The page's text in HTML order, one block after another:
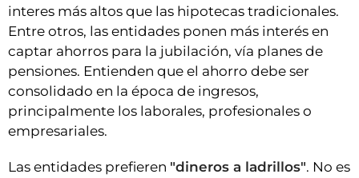
interes más altos que las hipotecas tradicionales.
Entre otros, las entidades ponen más interés en
captar ahorros para la jubilación, vía planes de
pensiones. Entienden que el ahorro debe ser
consolidado en la época de ingresos,
principalmente los laborales, profesionales o
empresariales.
Las entidades prefieren "dineros a ladrillos". No es